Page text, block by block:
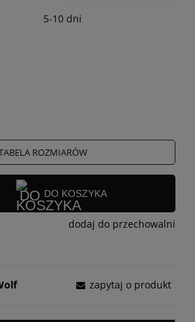
5-10 dni
ROZMIARÓW
DO KOSZYKA
dodaj do przechowalni
zapytaj o produkt